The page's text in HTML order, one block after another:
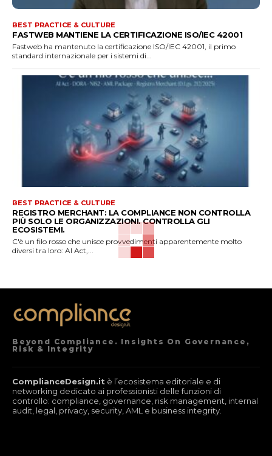
BEST PRACTICE & CULTURE
FASTWEB MANTIENE LA CERTIFICAZIONE ISO/IEC 42001
Fastweb ha mantenuto la certificazione ISO/IEC 42001, il primo
standard internazionale per i sistemi di...
BEST PRACTICE & CULTURE
REGISTRO MERCHANT: LA COMPLIANCE NON CONTROLLA
PIÙ SOLO LE ORGANIZZAZIONI. CONTROLLA GLI
ECOSISTEMI.
C'è un filo rosso che unisce provvedimenti apparentemente molto
diversi tra loro: AI Act,...
Beyond Compliance. Insights On Governance,
Risk & Integrity
ComplianceDesign.it è l’ecosistema editoriale e di
networking dedicato ai professionisti delle funzioni di
controllo: compliance, governance, risk management, internal
audit, legal, privacy, security, AML e business integrity.